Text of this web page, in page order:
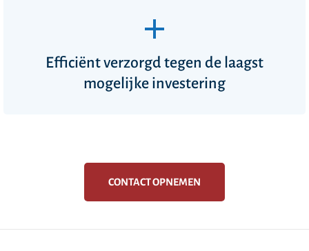
Efficiënt verzorgd tegen de laagst
mogelijke investering
CONTACT OPNEMEN